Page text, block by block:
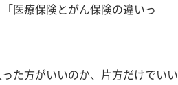
医療保険とがん保険の違いっ
た方がいいのか、片方だけでいい